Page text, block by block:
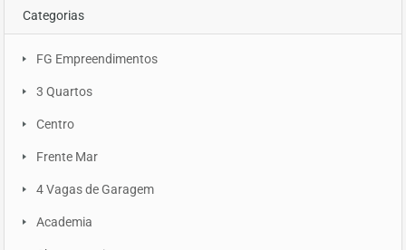
Categorias
FG Empreendimentos
3 Quartos
Centro
Frente Mar
4 Vagas de Garagem
Academia